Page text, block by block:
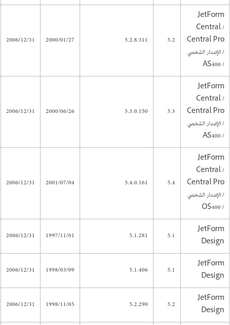
JetForm
Central /
Central Pro
/ الإصدار الشخصي
/ AS400
5.2
5.2.8.311
2000/01/27
2006/12/31
JetForm
Central /
Central Pro
/ الإصدار الشخصي
/ AS400
5.3
5.3.0.150
2000/06/26
2006/12/31
JetForm
Central /
Central Pro
/ الإصدار الشخصي
/ OS400
5.4
5.4.0.161
2001/07/04
2006/12/31
JetForm
Design
5.1
5.1.281
1997/11/01
2006/12/31
JetForm
Design
5.1
5.1.406
1998/03/09
2006/12/31
JetForm
Design
5.2
5.2.290
1998/11/05
2006/12/31